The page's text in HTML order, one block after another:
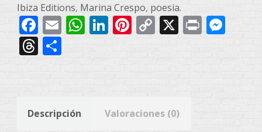
Ibiza Editions, Marina Crespo, poesia.
Facebook
EmailWhatsApp
LinkedIn
Pinterest
Copy
X Print
Threads
Descripción Valoraciones (0)